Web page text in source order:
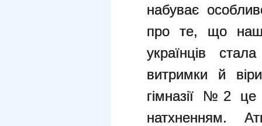
набуває
про те, що
українців
витримки й
гімназії №2 це
натхненням.